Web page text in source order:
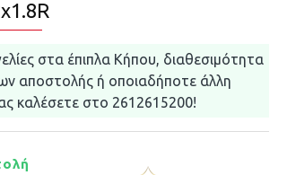
στα έπιπλα Κήπου, διαθεσιμότητα
αποστολής ή οποιαδήποτε άλλη
καλέσετε στο 2612615200!